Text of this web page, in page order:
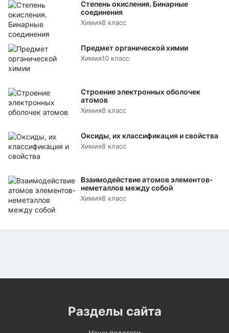
Степень окисления. Бинарные
соединения
Химия8 класс
Предмет органической химии
Химия10 класс
Строение электронных оболочек
атомов
Химия8 класс
Оксиды, их классификация и свойства
Химия8 класс
Взаимодействие атомов элементов-
неметаллов между собой
Химия8 класс
Разделы сайта